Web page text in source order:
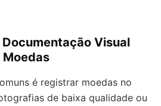
Visual
é registrar moedas no
de baixa qualidade ou